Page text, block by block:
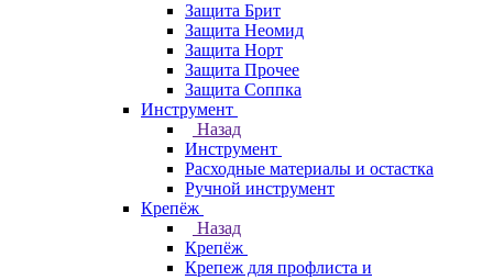
Защита Брит
Защита Неомид
Защита Норт
Защита Прочее
Защита Соппка
Инструмент
Назад
Инструмент
Расходные материалы и остастка
Ручной инструмент
Крепёж
Назад
Крепёж
Крепеж для профлиста и